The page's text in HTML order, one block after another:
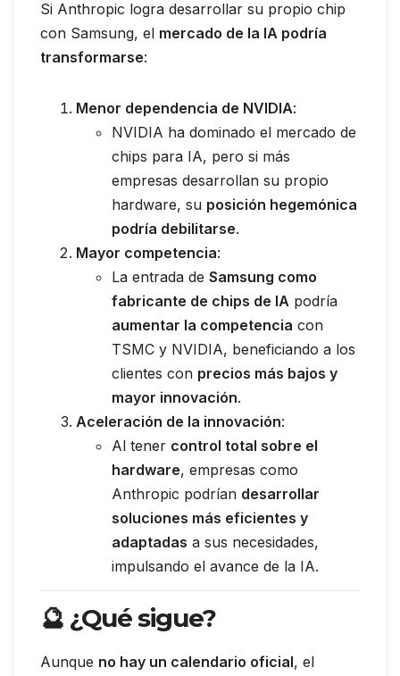
Si Anthropic logra desarrollar su propio chip
con Samsung, el mercado de la IA podría
transformarse:
Menor dependencia de NVIDIA:
NVIDIA ha dominado el mercado de
chips para IA, pero si más
empresas desarrollan su propio
hardware, su posición hegemónica
podría debilitarse.
Mayor competencia:
La entrada de Samsung como
fabricante de chips de IA podría
aumentar la competencia con
TSMC y NVIDIA, beneficiando a los
clientes con precios más bajos y
mayor innovación.
Aceleración de la innovación:
Al tener control total sobre el
hardware, empresas como
Anthropic podrían desarrollar
soluciones más eficientes y
adaptadas a sus necesidades,
impulsando el avance de la IA.
🔮 ¿Qué sigue?
Aunque no hay un calendario oficial, el